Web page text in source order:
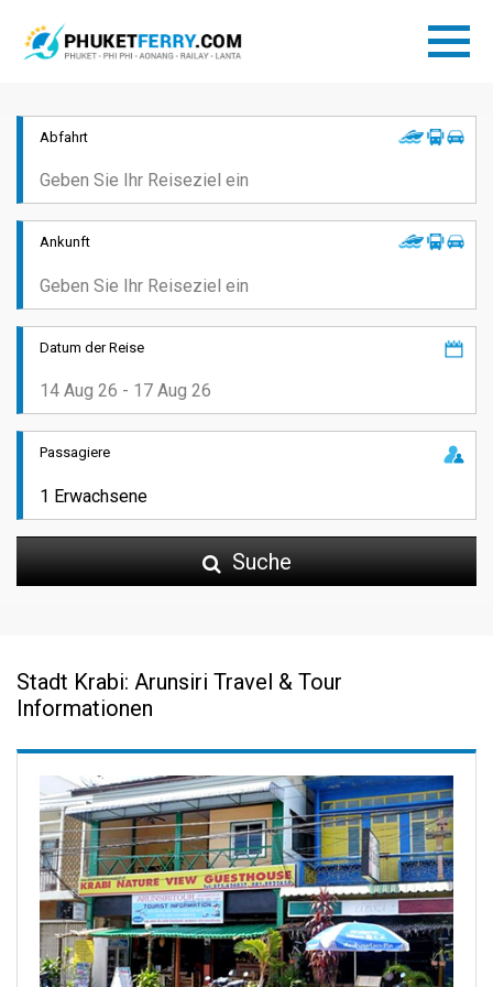
Abfahrt
Ankunft
Datum der Reise
Passagiere
Suche
Stadt Krabi: Arunsiri Travel & Tour
Informationen